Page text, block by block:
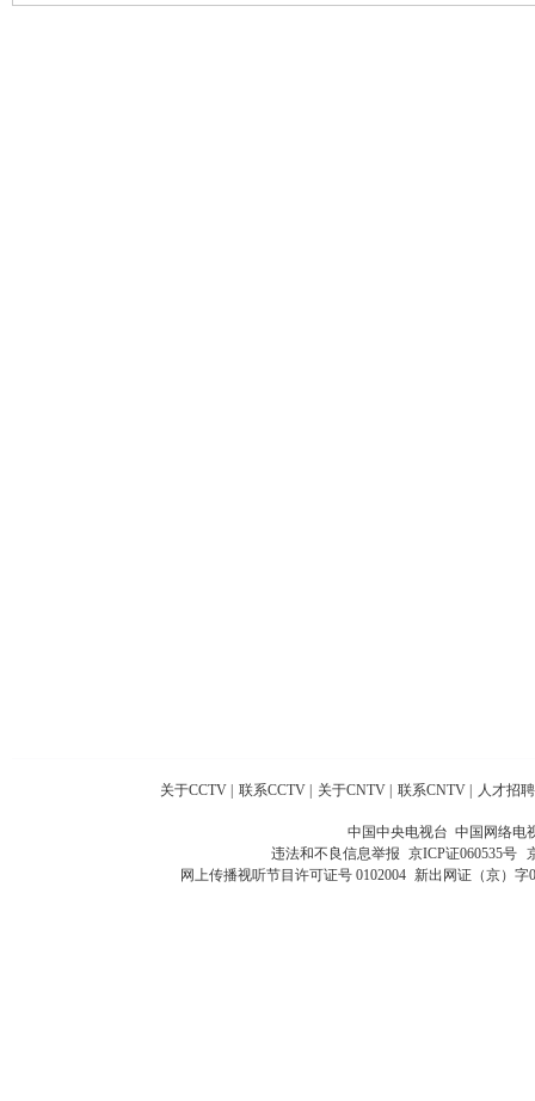
关于CCTV 联系CCTV 关于CNTV 联系CNTV 人才招聘
中国中央电视台 中国网络电
违法和不良信息举报 京ICP证060535号
网上传播视听节目许可证号 0102004 新出网证（京）